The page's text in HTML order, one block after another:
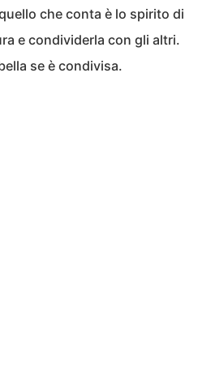
che conta è lo spirito di
e condividerla con gli altri.
se è condivisa.